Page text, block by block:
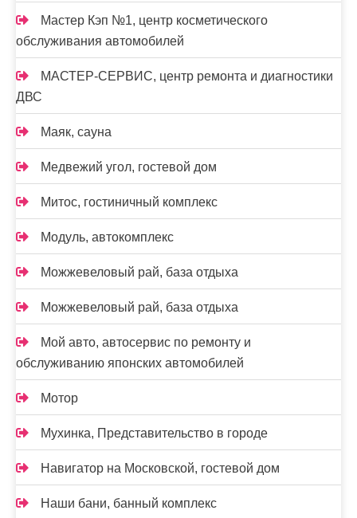
Мастер Кэп №1, центр косметического
обслуживания автомобилей
МАСТЕР-СЕРВИС, центр ремонта и диагностики
ДВС
Маяк, сауна
Медвежий угол, гостевой дом
Митос, гостиничный комплекс
Модуль, автокомплекс
Можжевеловый рай, база отдыха
Можжевеловый рай, база отдыха
Мой авто, автосервис по ремонту и
обслуживанию японских автомобилей
Мотор
Мухинка, Представительство в городе
Навигатор на Московской, гостевой дом
Наши бани, банный комплекс